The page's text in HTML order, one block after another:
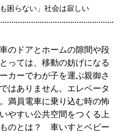
困らない」社会は寂しい
のドアとホームの隙間や段
っては、移動の妨げになる
カーでわが子を運ぶ親御さ
はありません。エレベータ
満員電車に乗り込む時の怖
やすい公共空間をつくる上
のとは？ 車いすとベビー